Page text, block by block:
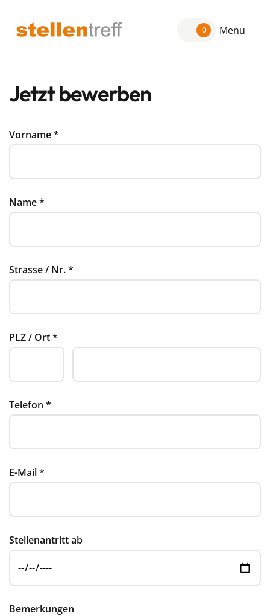
0 Menu
Jetzt bewerben
Vorname*
Name*
Strasse / Nr.*
PLZ / Ort*
Telefon *
E-Mail*
Stellenantritt ab
Bemerkungen